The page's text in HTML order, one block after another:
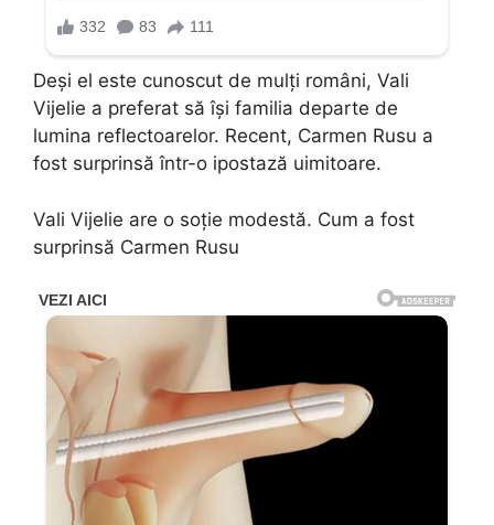
Deși el este cunoscut de mulți români, Vali
Vijelie a preferat să își familia departe de
lumina reflectoarelor. Recent, Carmen Rusu a
fost surprinsă într-o ipostază uimitoare.
Vali Vijelie are o soție modestă. Cum a fost
surprinsă Carmen Rusu